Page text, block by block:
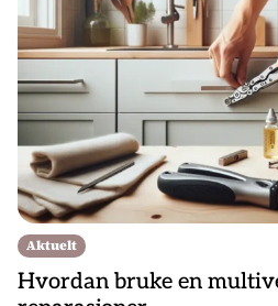
Aktuelt
Hvordan bruke en